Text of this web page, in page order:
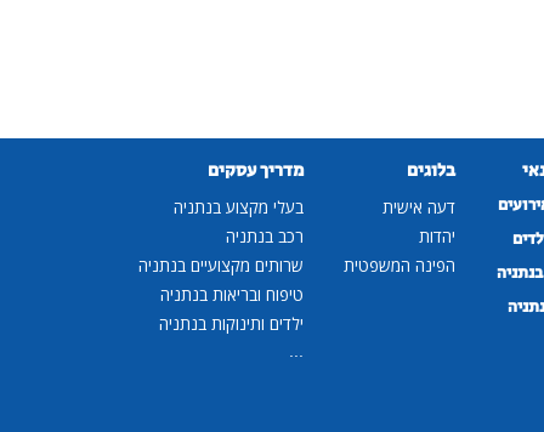
בלוגים
דעה אישית
יהדות
הפינה המשפטית
מדריך עסקים
בעלי מקצוע בנתניה
רכב בנתניה
שרותים מקצועיים בנתניה
טיפוח ובריאות בנתניה
ילדים ותינוקות בנתניה